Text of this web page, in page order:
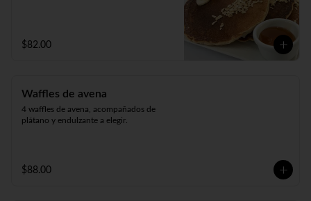
$82.00
Waffles de avena
4 waffles de avena, acompañados de
plátano y endulzante a elegir.
$88.00